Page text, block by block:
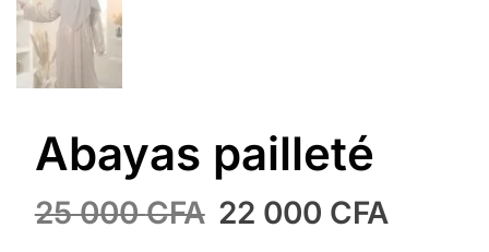
Abayas pailleté
25 000CFA Le
22 000 CFA